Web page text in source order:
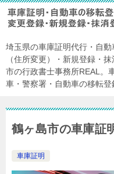
埼玉県の車庫証明代行・自
（住所変更）・新規登録・
市の行政書士事務所REAL。
車・警察署・自動車の移転登
鶴ヶ島市の車庫証
車庫証明